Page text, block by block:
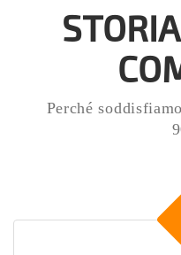
Perché